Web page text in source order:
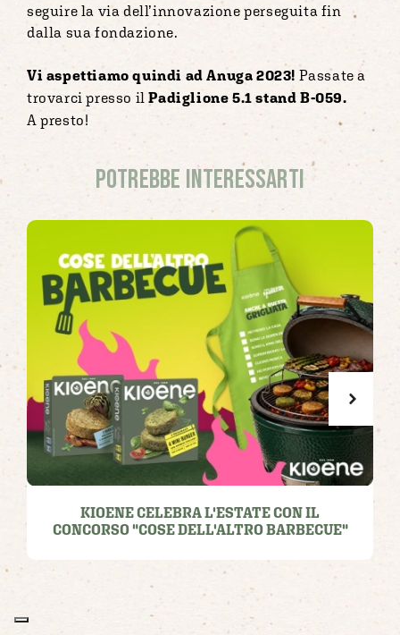
seguire la via dell’innovazione perseguita fin
dalla sua fondazione.
Vi aspettiamo quindi ad Anuga 2023! Passate a
trovarci presso ilPadiglione 5.1 stand B-059.
A presto!
Potrebbe interessarti
KIOENE CELEBRA L'ESTATE CON IL
CONCORSO "COSE DELL'ALTRO BARBECUE"